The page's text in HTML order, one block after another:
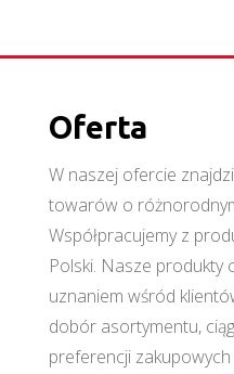
Oferta
W naszej ofercie
towarów o
Współpracujemy z
Polski. Nasze produkty
uznaniem wśród
dobór asortymentu,
preferencji